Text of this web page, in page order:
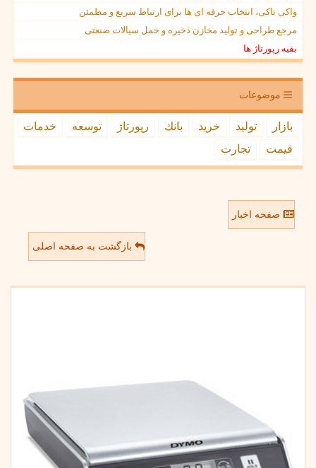
واکی تاکی، انتخاب حرفه ای ها برای ارتباط سریع و مطمئن
مرجع طراحی و تولید مخازن ذخیره و حمل سیالات صنعتی
بقیه رپورتاژ ها
موضوعات
بازار تولید خرید بانك رپورتاژ توسعه
خدمات
قیمت
تجارت
صفحه اخبار
بازگشت به صفحه اصلی